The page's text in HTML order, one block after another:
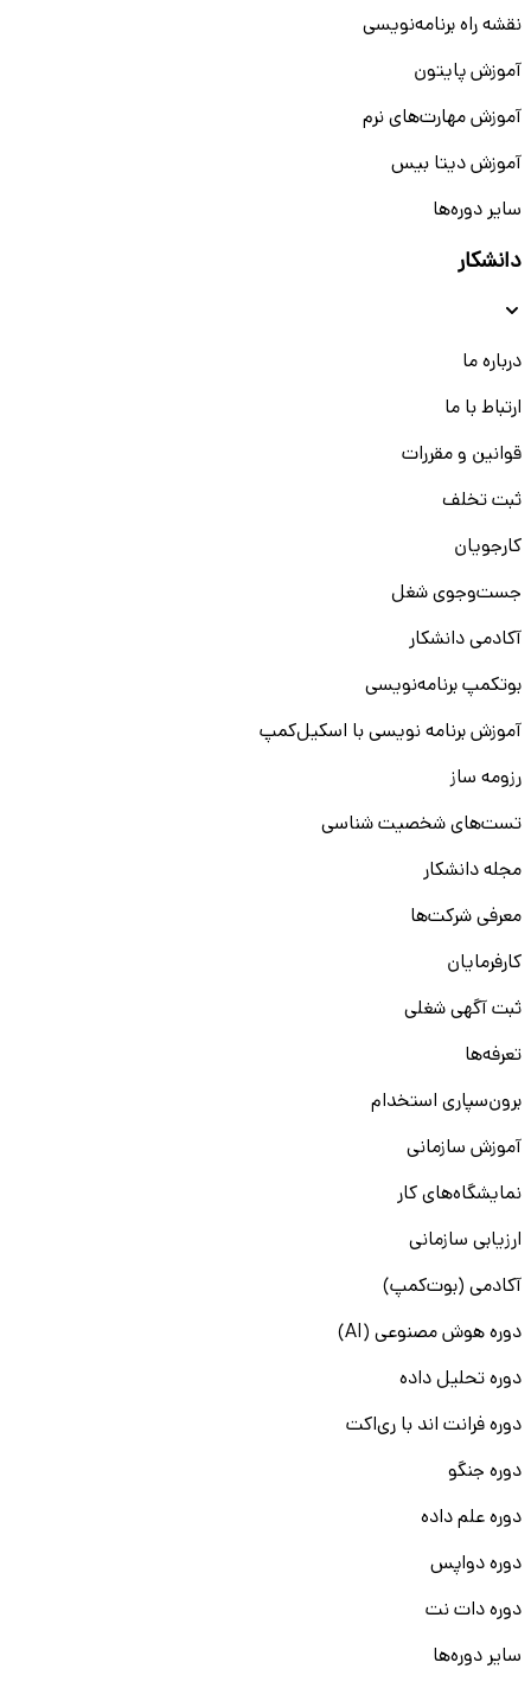
نقشه راه برنامه‌نویسی
آموزش پایتون
آموزش مهارت‌های نرم
آموزش دیتا بیس
سایر دوره‌ها
دانشکار
درباره ما
ارتباط با ما
قوانین و مقررات
ثبت تخلف
کارجویان
جست‌و‌جوی شغل
آکادمی دانشکار
بوتکمپ برنامه‌نویسی
آموزش برنامه نویسی با اسکیل‌کمپ
رزومه ساز
تست‌های شخصیت شناسی
مجله دانشکار
معرفی شرکت‌ها
کارفرمایان
ثبت آگهی شغلی
تعرفه‌ها
برون‌سپاری استخدام
آموزش سازمانی
نمایشگاه‌های کار
ارزیابی سازمانی
آکادمی (بوت‌کمپ)
دوره هوش مصنوعی (AI)
دوره تحلیل داده
دوره فرانت اند با ری‌اکت
دوره جنگو
دوره علم داده
دوره دواپس
دوره دات نت
سایر دوره‌ها